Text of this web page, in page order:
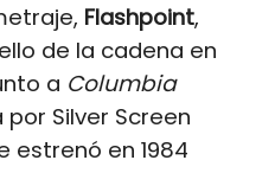
Flashpoint,
de la cadena en
a Columbia
Silver Screen
estrenó en 1984